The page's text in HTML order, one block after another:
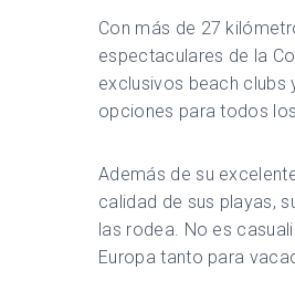
Con más de 27
espectaculares de la
exclusivos beach clubs
opciones para todos
Además de su
calidad de sus playas,
las rodea. No es
Europa tanto para